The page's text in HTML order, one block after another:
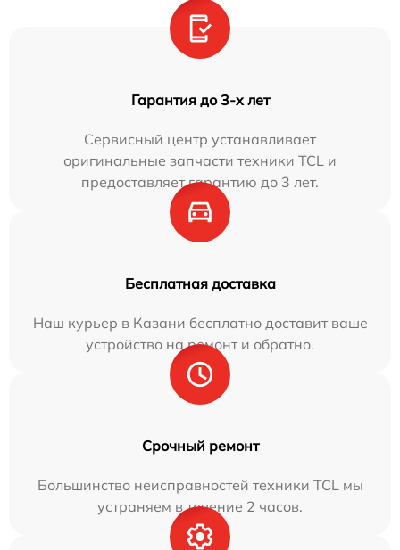
Гарантия до 3-х лет
Сервисный центр устанавливает
оригинальные запчасти техники TCL и
предоставляет гарантию до 3 лет.
Бесплатная доставка
Наш курьер в Казани бесплатно доставит ваше
устройство на ремонт и обратно.
Срочный ремонт
Большинство неисправностей техники TCL мы
устраняем в течение 2 часов.